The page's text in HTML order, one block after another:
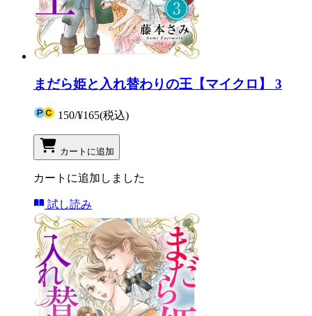
まだら姫と入れ替わりの王【マイクロ】 3
150/¥165(税込)
カートに追加
カートに追加しました
試し読み